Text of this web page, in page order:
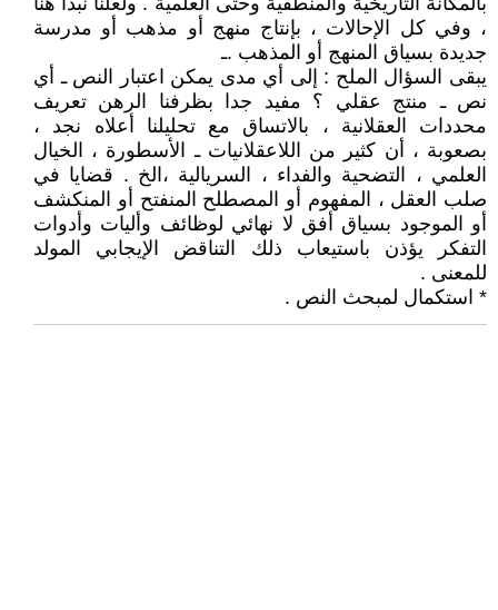
، وفي كل الإحالات ، بإنتاج منهج أو مذهب أو مدرسة
جديدة بسياق المنهج أو المذهب .ـ
يبقى السؤال الملح : إلى أي مدى يمكن اعتبار النص ـ أي
نص ـ منتج عقلي ؟ مفيد جدا بظرفنا الرهن تعريف
محددات العقلانية ، بالاتساق مع تحليلنا أعلاه نجد ،
بصعوبة ، أن كثير من اللاعقلانيات ـ الأسطورة ، الخيال
العلمي ، التضحية والفداء ، السريالية ،الخ . قضايا في
صلب العقل ، المفهوم أو المصطلح المنفتح أو المنكشف
أو الموجود بسياق أفق لا نهائي لوظائف وأليات وأدوات
التفكر يؤذن باستيعاب ذلك التناقض الإيجابي المولد
للمعنى .
* استكمال لمبحث النص .